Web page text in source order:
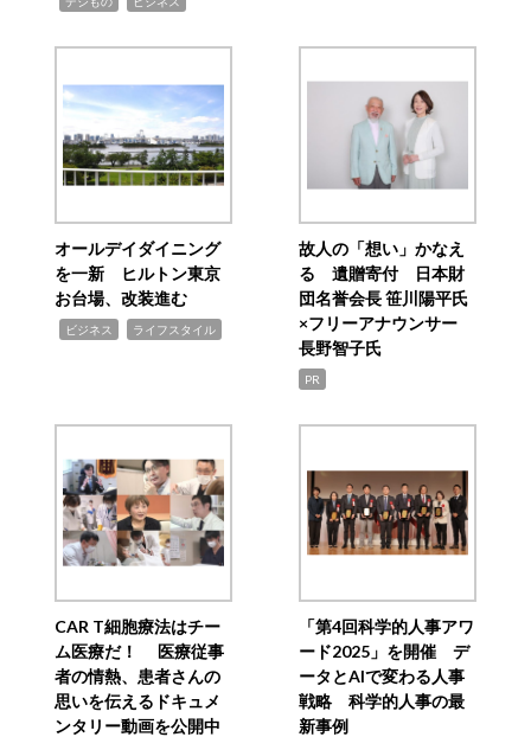
オールデイダイニング
を一新 ヒルトン東京
お台場、改装進む
ビジネス ライフスタイル
故人の「想い」かなえ
る 遺贈寄付 日本財
団名誉会長 笹川陽平氏
×フリーアナウンサー
長野智子氏
PR
CAR T細胞療法はチー
ム医療だ！ 医療従事
者の情熱、患者さんの
思いを伝えるドキュメ
ンタリー動画を公開中
「第4回科学的人事アワ
ード2025」を開催 デ
ータとAIで変わる人事
戦略 科学的人事の最
新事例